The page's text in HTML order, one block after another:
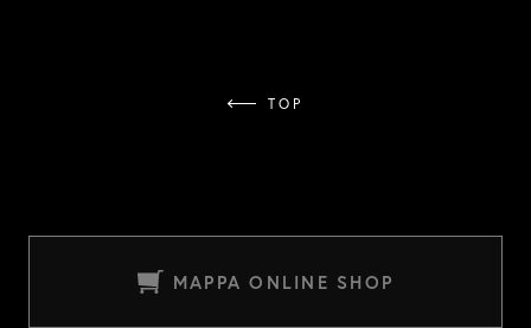
TOP
MAPPA ONLINE SHOP